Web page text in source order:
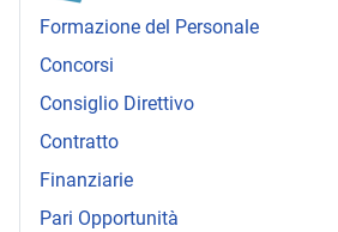
Formazione del Personale
Concorsi
Consiglio Direttivo
Contratto
Finanziarie
Pari Opportunità